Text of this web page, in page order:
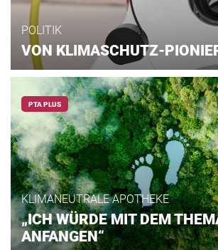
POLITIK
VON KLIMASCHUTZ-
PTA PLUS
KLIMANEUTRALE APOTHEKE
„ICH WÜRDE MIT DEM
ANFANGEN“